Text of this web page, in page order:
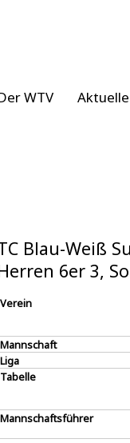
WTV
Blau-Weiß
6er 3,
Verein
Mannschaft
Liga
Tabelle
Mannschaftsführer